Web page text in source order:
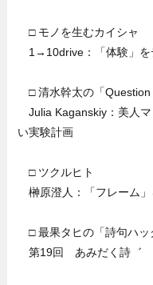
□ モノを生むカイシャ
1→10drive：「体験」を
□ 清水幹太の「Question
Julia Kaganskiy：美人
い実験計画
□ ツクルヒト
榊原澄人：「フレーム
□ 最果タヒの「詩句ハッ
第19回 あみだく詩゛